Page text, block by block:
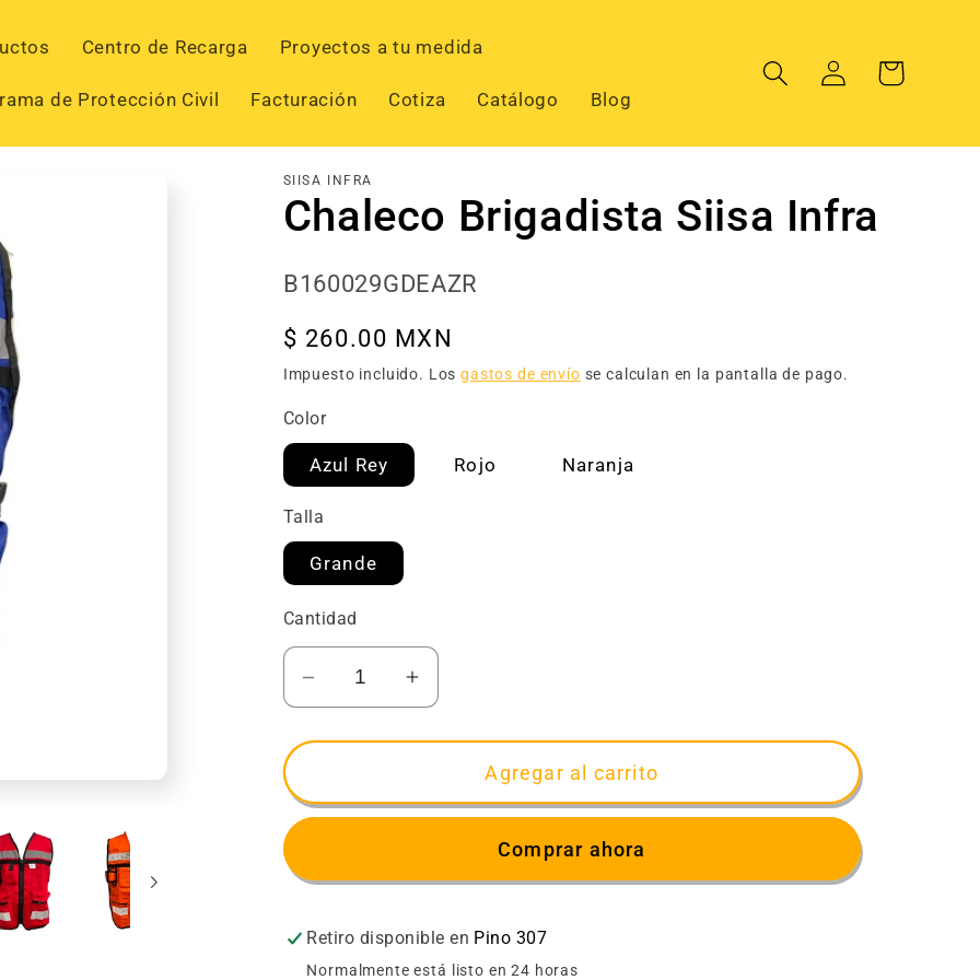
Centro de Recarga Proyectos a tu medida
de Protección Civil Facturación Cotiza Catálogo Blog
Iniciar
sesión
Carrito
SIISA INFRA
Chaleco Brigadista Siisa Infra
SKU:
B160029GDEAZR
Precio
habitual
$ 260.00 MXN
Impuesto incluido. Losgastos de envío se calculan en la pantalla de pago.
Color
Azul Rey Rojo Naranja
Talla
Grande
Cantidad
Reducir
para
Brigadista
Aumentar
para
Chaleco
Brigadista
Agregar al carrito
Comprar ahora
Retiro disponible en Pino 307
Normalmente está listo en 24 horas